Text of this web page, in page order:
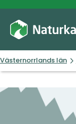
Västernorrlands län